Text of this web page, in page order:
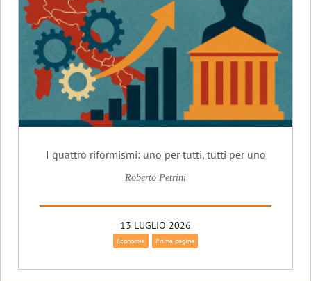
I quattro riformismi: uno per tutti, tutti per uno
Roberto Petrini
13 LUGLIO 2026
Economia Prima pagina